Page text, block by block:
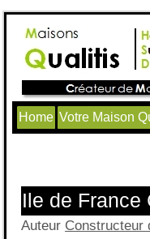
Home Votre Maison
Ile de France
Auteur Constructeur